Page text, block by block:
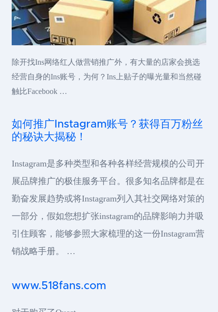
除开找Ins网络红人做营销推广外，有大量的店家会挑选
经营自身的Ins账号，为何？Ins上贴子的曝光量和当然碰
触比Facebook …
如何推广Instagram账号？获得百万粉丝
的秘诀大揭秘！
Instagram是多种类型和各种各样经营规模的公司开
展品牌推广的极佳服务平台。很多知名品牌都是在
勤奋发展趋势或将Instagram列入其社交网络对策的
一部分，假如您想扩张instagram的品牌影响力并吸
引住顾客，能够参照大家梳理的这一份Instagram营
销战略手册。 …
www.518fans.com